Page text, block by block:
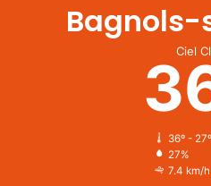
Bagnols-
Ciel
36º - 27º
27%
7.4 km/h